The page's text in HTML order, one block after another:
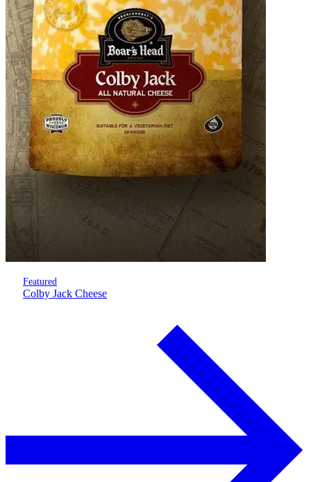
Featured
Colby Jack Cheese